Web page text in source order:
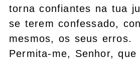
torna confiantes na tua
se terem confessado,
mesmos, os seus erros.
Permita-me, Senhor,